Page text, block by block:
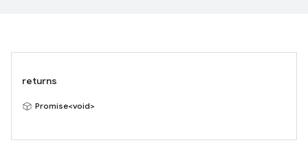
returns
Promise<void>